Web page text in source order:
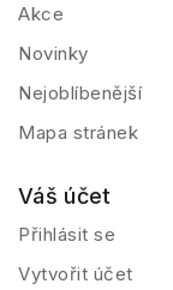
Akce
Novinky
Nejoblíbenější
Mapa stránek
Váš účet
Přihlásit se
Vytvořit účet